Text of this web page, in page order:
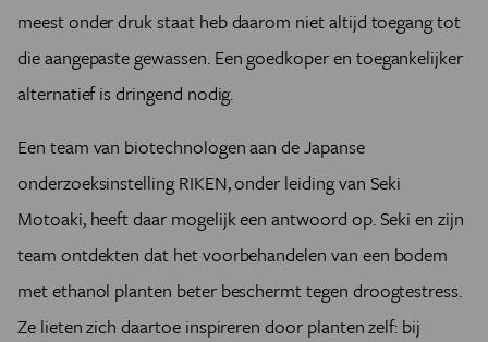
meest onder druk staat heb daarom niet altijd toegang tot
die aangepaste gewassen. Een goedkoper en toegankelijker
alternatief is dringend nodig.
Een team van biotechnologen aan de Japanse
onderzoeksinstelling RIKEN, onder leiding van Seki
Motoaki, heeft daar mogelijk een antwoord op. Seki en zijn
team ontdekten dat het voorbehandelen van een bodem
met ethanol planten beter beschermt tegen droogtestress.
Ze lieten zich daartoe inspireren door planten zelf: bij